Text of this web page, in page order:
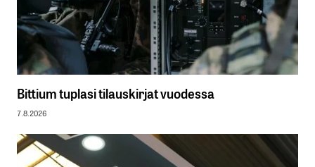
Bittium tuplasi tilauskirjat vuodessa
7.8.2026